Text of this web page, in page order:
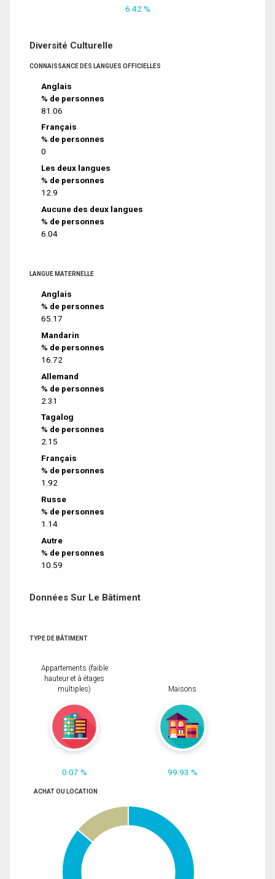
6.42 %
Diversité Culturelle
CONNAISSANCE DES LANGUES OFFICIELLES
Anglais
% de personnes
81.06
Français
% de personnes
0
Les deux langues
% de personnes
12.9
Aucune des deux langues
% de personnes
6.04
LANGUE MATERNELLE
Anglais
% de personnes
65.17
Mandarin
% de personnes
16.72
Allemand
% de personnes
2.31
Tagalog
% de personnes
2.15
Français
% de personnes
1.92
Russe
% de personnes
1.14
Autre
% de personnes
10.59
Données Sur Le Bâtiment
TYPE DE BÂTIMENT
Appartements (faible
hauteur et à étages
multiples)
0.07 %
Maisons
99.93 %
ACHAT OU LOCATION